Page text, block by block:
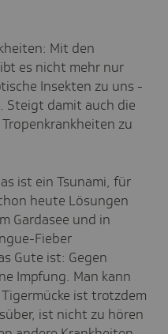
Mit den
es nicht mehr nur
Insekten zu uns -
Steigt damit auch die
zu
ist ein Tsunami, für
heute Lösungen
Gardasee und in
Fieber
Gute ist: Gegen
Impfung. Man kann
ist trotzdem
ist nicht zu hören